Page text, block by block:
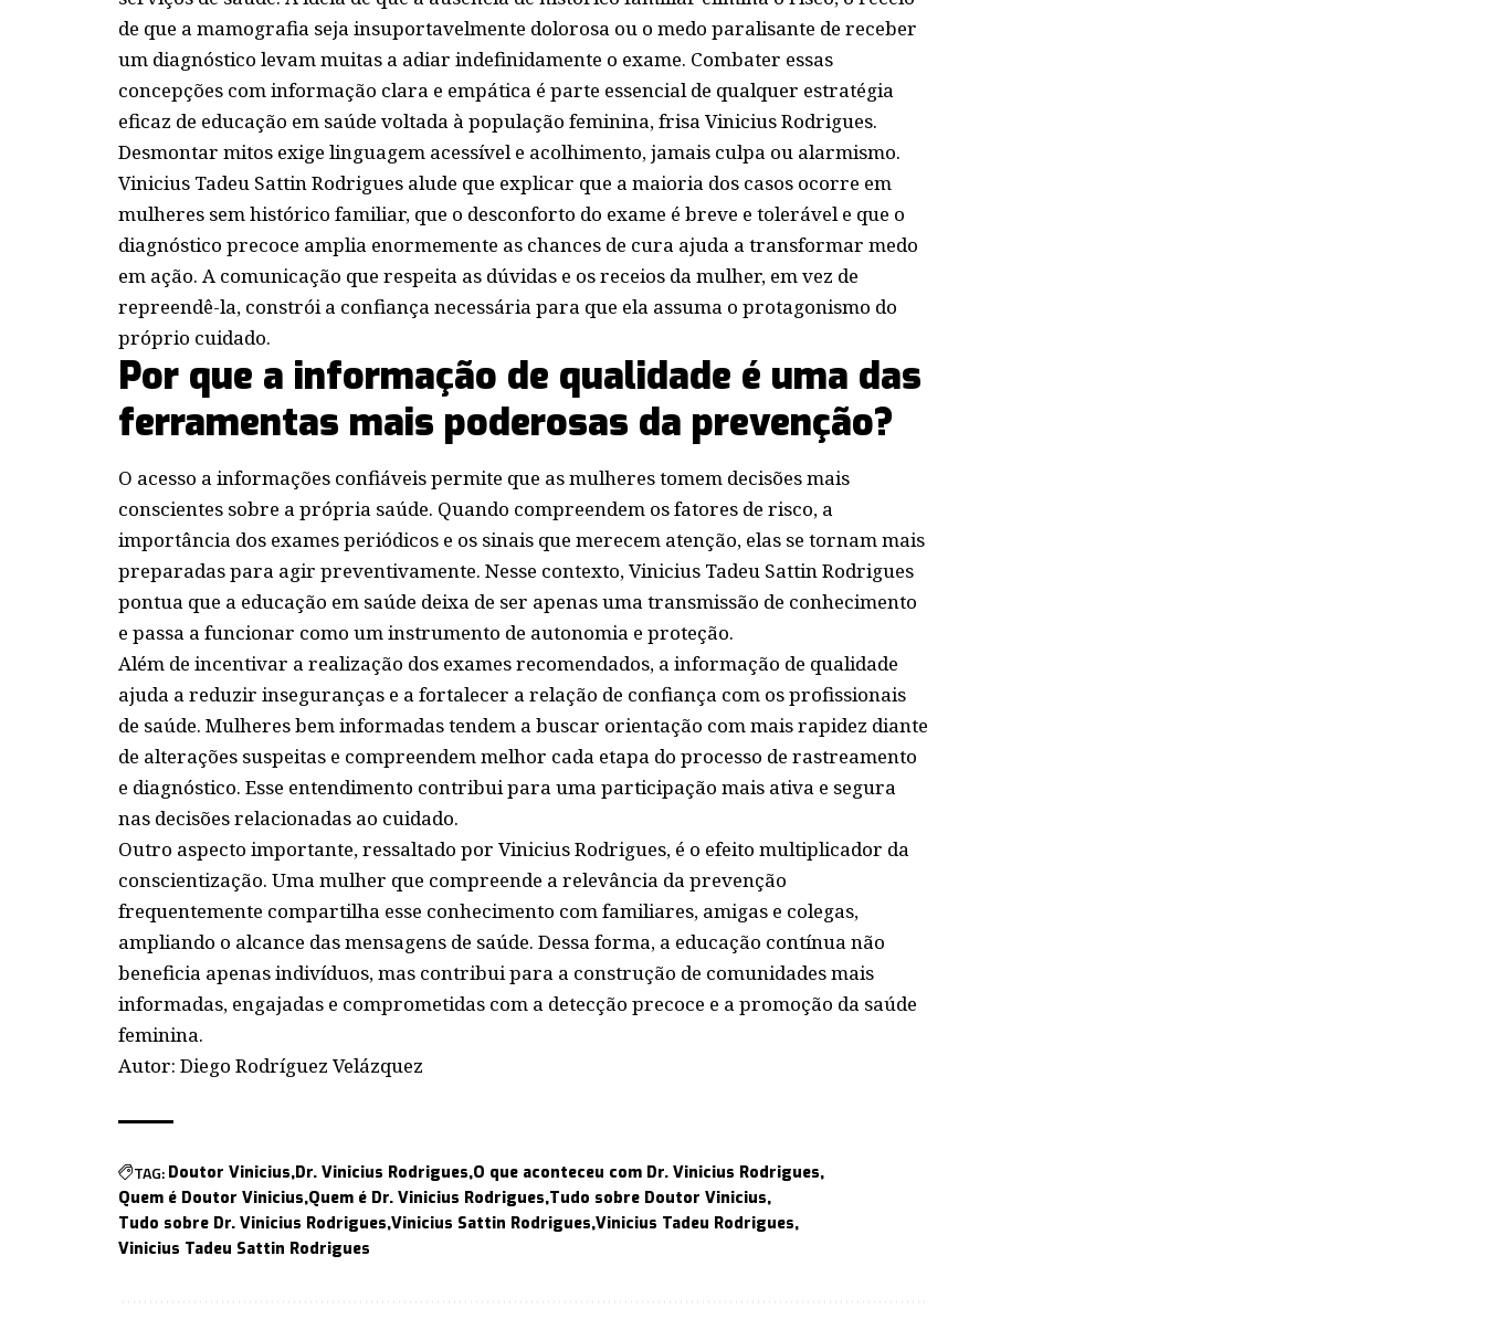
de que a mamografia seja insuportavelmente dolorosa ou o medo paralisante de receber
um diagnóstico levam muitas a adiar indefinidamente o exame. Combater essas
concepções com informação clara e empática é parte essencial de qualquer estratégia
eficaz de educação em saúde voltada à população feminina, frisa Vinicius Rodrigues.
Desmontar mitos exige linguagem acessível e acolhimento, jamais culpa ou alarmismo.
Vinicius Tadeu Sattin Rodrigues alude que explicar que a maioria dos casos ocorre em
mulheres sem histórico familiar, que o desconforto do exame é breve e tolerável e que o
diagnóstico precoce amplia enormemente as chances de cura ajuda a transformar medo
em ação. A comunicação que respeita as dúvidas e os receios da mulher, em vez de
repreendê-la, constrói a confiança necessária para que ela assuma o protagonismo do
próprio cuidado.
Por que a informação de qualidade é uma das
ferramentas mais poderosas da prevenção?
O acesso a informações confiáveis permite que as mulheres tomem decisões mais
conscientes sobre a própria saúde. Quando compreendem os fatores de risco, a
importância dos exames periódicos e os sinais que merecem atenção, elas se tornam mais
preparadas para agir preventivamente. Nesse contexto, Vinicius Tadeu Sattin Rodrigues
pontua que a educação em saúde deixa de ser apenas uma transmissão de conhecimento
e passa a funcionar como um instrumento de autonomia e proteção.
Além de incentivar a realização dos exames recomendados, a informação de qualidade
ajuda a reduzir inseguranças e a fortalecer a relação de confiança com os profissionais
de saúde. Mulheres bem informadas tendem a buscar orientação com mais rapidez diante
de alterações suspeitas e compreendem melhor cada etapa do processo de rastreamento
e diagnóstico. Esse entendimento contribui para uma participação mais ativa e segura
nas decisões relacionadas ao cuidado.
Outro aspecto importante, ressaltado por Vinicius Rodrigues, é o efeito multiplicador da
conscientização. Uma mulher que compreende a relevância da prevenção
frequentemente compartilha esse conhecimento com familiares, amigas e colegas,
ampliando o alcance das mensagens de saúde. Dessa forma, a educação contínua não
beneficia apenas indivíduos, mas contribui para a construção de comunidades mais
informadas, engajadas e comprometidas com a detecção precoce e a promoção da saúde
feminina.
Autor: Diego Rodríguez Velázquez
TAG: Doutor Vinicius Dr. Vinicius Rodrigues O que aconteceu com Dr. Vinicius Rodrigues
Quem é Doutor Vinicius Quem é Dr. Vinicius Rodrigues Tudo sobre Doutor Vinicius
Tudo sobre Dr. Vinicius Rodrigues Vinicius Sattin Rodrigues Vinicius Tadeu Rodrigues
Vinicius Tadeu Sattin Rodrigues